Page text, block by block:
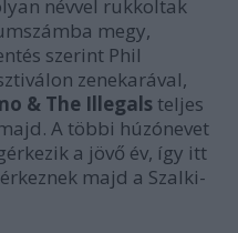
névvel rukkoltak
megy,
szerint Phil
zenekarával,
& The Illegals teljes
A többi húzónevet
a jövő év, így itt
majd a Szalki-